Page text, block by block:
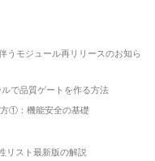
うモジュール再リリースのお知ら
で品質ゲートを作る方法
①：機能安全の基礎
リスト最新版の解説